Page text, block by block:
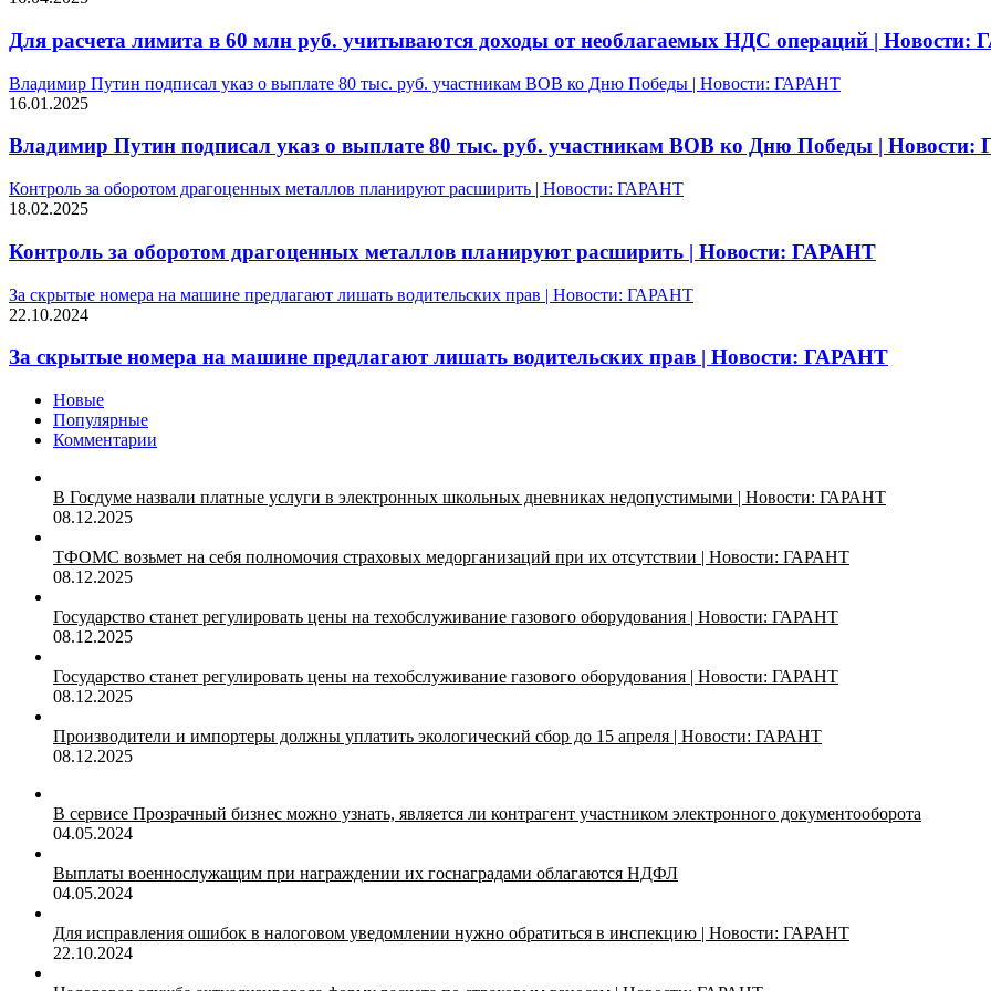
Для расчета лимита в 60 млн руб. учитываются доходы от необлагаемых НДС операций | Новости:
Владимир Путин подписал указ о выплате 80 тыс. руб. участникам ВОВ ко Дню Победы | Новости: ГАРАНТ
16.01.2025
Владимир Путин подписал указ о выплате 80 тыс. руб. участникам ВОВ ко Дню Победы |
Контроль за оборотом драгоценных металлов планируют расширить | Новости: ГАРАНТ
18.02.2025
Контроль за оборотом драгоценных металлов планируют расширить | Новости: ГАРАНТ
За скрытые номера на машине предлагают лишать водительских прав | Новости: ГАРАНТ
22.10.2024
За скрытые номера на машине предлагают лишать водительских прав | Новости: ГАРАНТ
Новые
Популярные
Комментарии
В Госдуме назвали платные услуги в электронных школьных дневниках недопустимыми | Новости: ГАРАНТ
08.12.2025
ТФОМС возьмет на себя полномочия страховых медорганизаций при их отсутствии | Новости: ГАРАНТ
08.12.2025
Государство станет регулировать цены на техобслуживание газового оборудования | Новости: ГАРАНТ
08.12.2025
Государство станет регулировать цены на техобслуживание газового оборудования | Новости: ГАРАНТ
08.12.2025
Производители и импортеры должны уплатить экологический сбор до 15 апреля | Новости: ГАРАНТ
08.12.2025
В сервисе Прозрачный бизнес можно узнать, является ли контрагент участником электронного документооборота
04.05.2024
Выплаты военнослужащим при награждении их госнаградами облагаются НДФЛ
04.05.2024
Для исправления ошибок в налоговом уведомлении нужно обратиться в инспекцию | Новости: ГАРАНТ
22.10.2024